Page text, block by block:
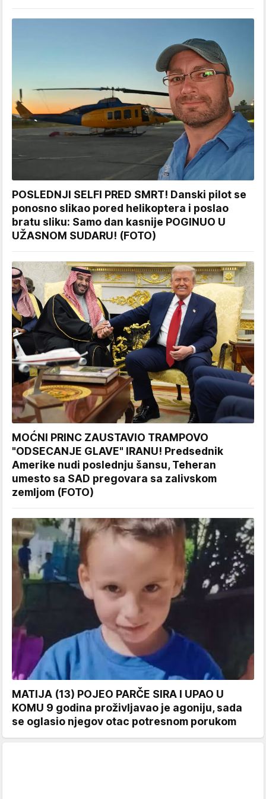
POSLEDNJI SELFI PRED SMRT! Danski pilot se
ponosno slikao pored helikoptera i poslao
bratu sliku: Samo dan kasnije POGINUO U
UŽASNOM SUDARU! (FOTO)
MOĆNI PRINC ZAUSTAVIO TRAMPOVO
"ODSECANJE GLAVE" IRANU! Predsednik
Amerike nudi poslednju šansu, Teheran
umesto sa SAD pregovara sa zalivskom
zemljom (FOTO)
MATIJA (13) POJEO PARČE SIRA I UPAO U
KOMU 9 godina proživljavao je agoniju, sada
se oglasio njegov otac potresnom porukom